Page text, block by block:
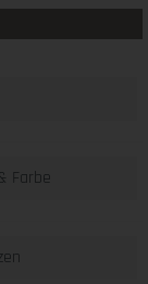
Farbe